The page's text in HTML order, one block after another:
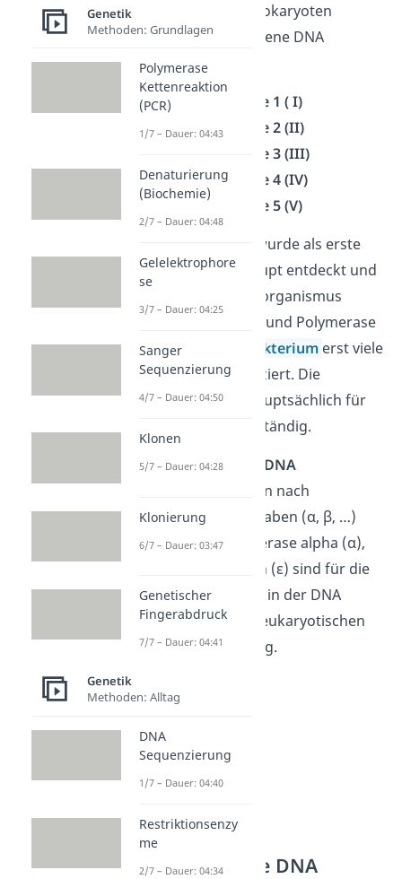
Synthesevorlage. Prokaryoten
besitzen 5 verschiedene DNA
Polymerasen:
DNA Polymerase 1 ( I)
DNA Polymerase 2 (II)
DNA Polymerase 3 (III)
DNA Polymerase 4 (IV)
DNA Polymerase 5 (V)
DNA Polymerase 1 wurde als erste
Polymerase überhaupt entdeckt und
zwar in dem Modellorganismus
E.Coli. Polymerase 2 und Polymerase
3 wurden in dem
Bakterium erst viele
Jahre später identifiziert. Die
Polymerase III ist hauptsächlich für
DNA Replikation zuständig.
Dieeukaryotischen DNA
werden nach
griechischen Buchstaben (α, β, …)
benannt. Die Polymerase alpha (α),
delta (δ) und epsilon (ε) sind für die
Kettenverlängerung in der DNA
Replikation bei den eukaryotischen
Lebewesen zuständig.
RNA abhängige DNA
Genetik
Methoden: Grundlagen
Polymerase
Kettenreaktion
(PCR)
1/7 – Dauer: 04:43
Denaturierung
(Biochemie)
2/7 – Dauer: 04:48
Gelelektrophore
se
3/7 – Dauer: 04:25
Sanger
Sequenzierung
4/7 – Dauer: 04:50
Klonen
5/7 – Dauer: 04:28
Klonierung
6/7 – Dauer: 03:47
Genetischer
Fingerabdruck
7/7 – Dauer: 04:41
Genetik
Methoden: Alltag
DNA
Sequenzierung
1/7 – Dauer: 04:40
Restriktionsenzy
me
2/7 – Dauer: 04:34